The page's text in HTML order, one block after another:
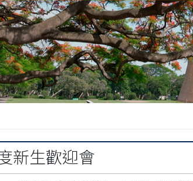
新生歡迎會